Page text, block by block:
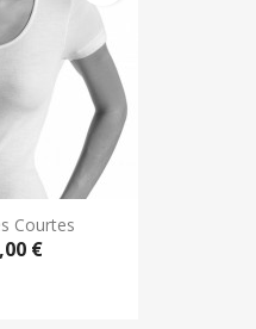
Courtes
€